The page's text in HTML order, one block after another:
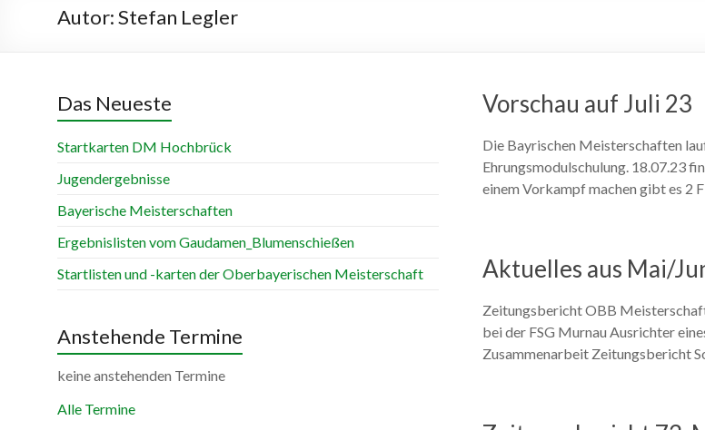
Autor:Stefan Legler
Vorschau auf Juli 23
Die Bayrischen Meisterschaften
Ehrungsmodulschulung. 18.07.23
einem Vorkampf machen gibt es 2
Aktuelles aus Mai/
Zeitungsbericht OBB
bei der FSG Murnau Ausrichter
Zusammenarbeit Zeitungsbericht
Das Neueste
Startkarten DM Hochbrück
Jugendergebnisse
Bayerische Meisterschaften
Ergebnislisten vom Gaudamen_Blumenschießen
Startlisten und -karten der Oberbayerischen Meisterschaft
Anstehende Termine
keine anstehenden Termine
Alle Termine